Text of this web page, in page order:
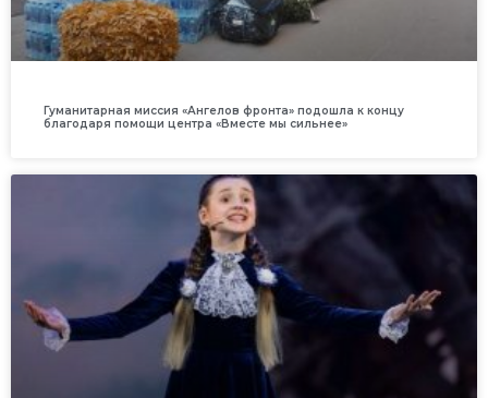
Гуманитарная миссия «Ангелов фронта» подошла к концу
благодаря помощи центра «Вместе мы сильнее»